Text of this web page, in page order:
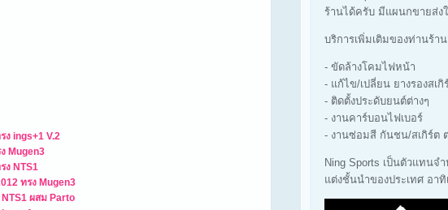
ings+1 V.2
Mugen3
ง NTS1
ทรง Mugen3
ผสม Parto
ร้านได้ครับ มีแผนกขายส่ง
บริการเพิ่มเติมของท่านร้าน
- ขัดล้างโคมไฟหน้า
- แก้ไข/เปลี่ยน ยางรองสเกิ
- ติดตั้งประดับยนต์ต่างๆ
- งานคาร์บอนไฟเบอร์
- งานซ่อมสี กันชน/สเกิร์ต
Ning Sports เป็นตัวแทนจ
แต่งชั้นนำของประเทศ อาทิ